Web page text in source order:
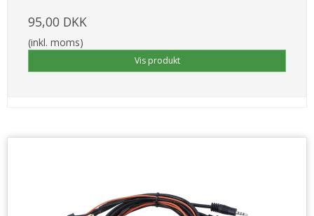
95,00 DKK
(inkl. moms)
Vis produkt